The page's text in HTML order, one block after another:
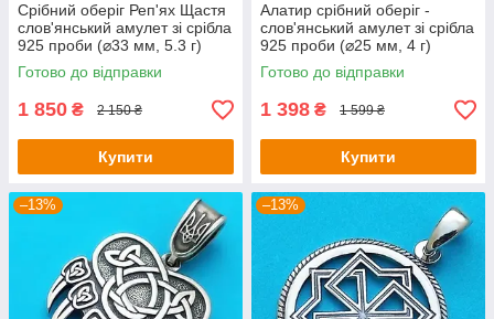
Срібний оберіг Реп'ях Щастя
слов'янський амулет зі срібла
925 проби (⌀33 мм, 5.3 г)
Готово до відправки
1 850 ₴ 2 150 ₴
Купити
Алатир срібний оберіг -
слов'янський амулет зі срібла
925 проби (⌀25 мм, 4 г)
Готово до відправки
1 398 ₴ 1 599 ₴
Купити
–13% –13%